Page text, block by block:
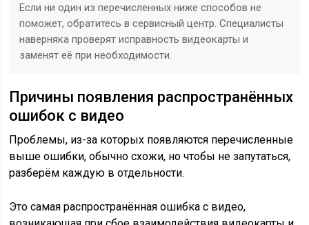
Если ни один из перечисленных ниже способов не
поможет, обратитесь в сервисный центр. Специалисты
наверняка проверят исправность видеокарты и
заменят её при необходимости.
Причины появления распространённых
ошибок с видео
Проблемы, из-за которых появляются перечисленные
выше ошибки, обычно схожи, но чтобы не запутаться,
разберём каждую в отдельности.
Это самая распространённая ошибка с видео,